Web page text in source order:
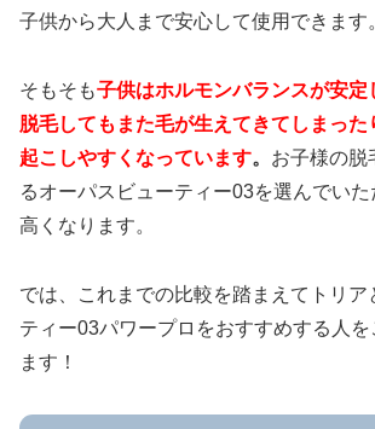
子供から大人まで安心して使用できます
そもそも子供はホルモンバランスが安定
脱毛してもまた毛が生えてきてしまった
起こしやすくなっています。 お子様の脱
るオーパスビューティー03を選んでい
高くなります。
では、これまでの比較を踏まえてトリア
ティー03パワープロをおすすめする人を
ます！